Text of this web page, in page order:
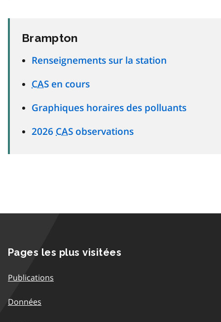
Brampton
Renseignements sur la station
CAS en cours
Graphiques horaires des polluants
2026 CAS observations
Pages les plus visitées
Publications
Données